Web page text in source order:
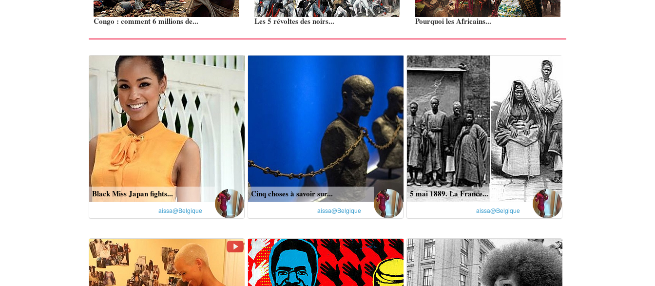
Congo : comment 6 millions de... Les 5 révoltes des noirs... Pourquoi les Africains...
Black Miss Japan fights...
aissa@Belgique
Cinq choses à savoir sur...
aissa@Belgique
5 mai 1889. La France...
aissa@Belgique